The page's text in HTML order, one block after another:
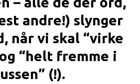
andre!) slyn­ger
når vi skal “virke
“helt fremme i
(!).